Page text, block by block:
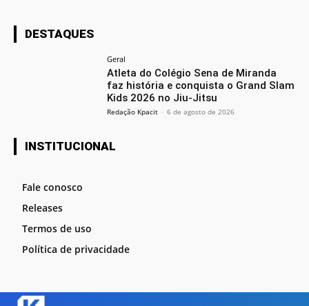
DESTAQUES
Geral
Atleta do Colégio Sena de Miranda
faz história e conquista o Grand Slam
Kids 2026 no Jiu-Jitsu
Redação Kpacit - 6 de agosto de 2026
INSTITUCIONAL
Fale conosco
Releases
Termos de uso
Política de privacidade